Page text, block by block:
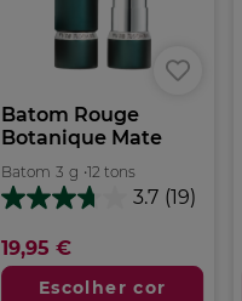
Batom Rouge
Botanique Mate
Batom 3 g •12 tons
3.7 (19)
3.7
5
estrelas.
19,95 €
Escolher cor